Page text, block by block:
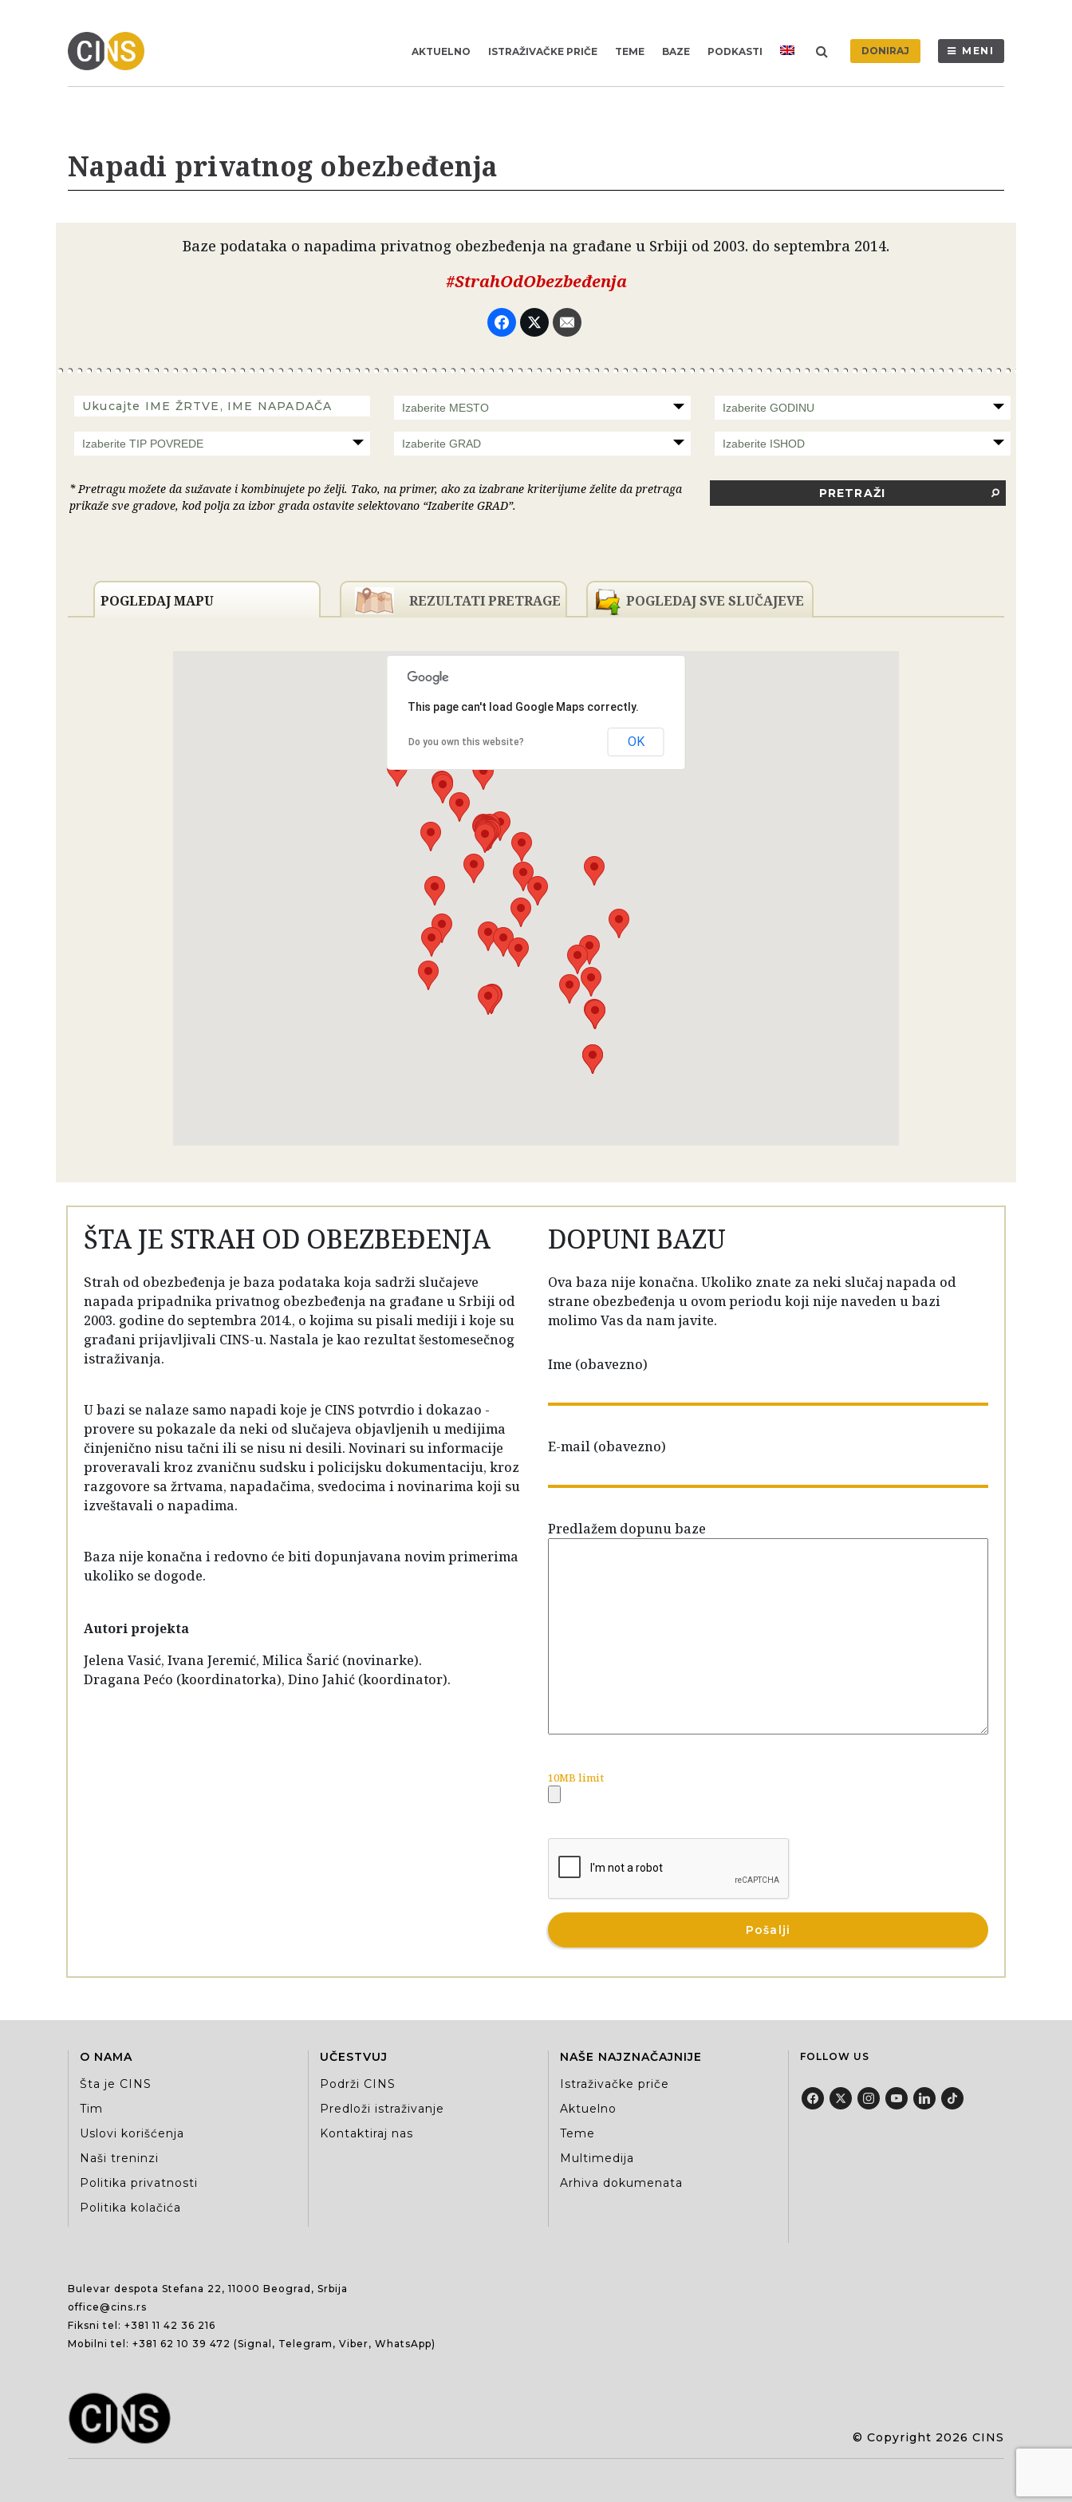
AKTUELNO ISTRAŽIVAČKE PRIČE TEME BAZE PODKASTI DONIRAJ MENI
Napadi privatnog obezbeđenja
Baze podataka o napadima privatnog obezbeđenja na građane u Srbiji od 2003. do septembra 2014.
#StrahOdObezbeđenja
Izaberite MESTO
NAPADA
Izaberite GODINU
Izaberite TIP POVREDE Izaberite GRAD
Izaberite ISHOD
* Pretragu možete da sužavate i kombinujete po želji. Tako, na primer, ako za izabrane kriterijume želite da pretraga
prikaže sve gradove, kod polja za izbor grada ostavite selektovano “Izaberite GRAD”.
POGLEDAJ MAPU REZULTATI PRETRAGE POGLEDAJ SVE SLUČAJEVE
This page can't load Google Maps correctly.
Do you own this website? OK
ŠTA JE STRAH OD OBEZBEĐENJA
Strah od obezbeđenja je baza podataka koja sadrži slučajeve
napada pripadnika privatnog obezbeđenja na građane u Srbiji od
2003. godine do septembra 2014., o kojima su pisali mediji i koje su
građani prijavljivali CINS-u. Nastala je kao rezultat šestomesečnog
istraživanja.
U bazi se nalaze samo napadi koje je CINS potvrdio i dokazao -
provere su pokazale da neki od slučajeva objavljenih u medijima
činjenično nisu tačni ili se nisu ni desili. Novinari su informacije
proveravali kroz zvaničnu sudsku i policijsku dokumentaciju, kroz
razgovore sa žrtvama, napadačima, svedocima i novinarima koji su
izveštavali o napadima.
Baza nije konačna i redovno će biti dopunjavana novim primerima
ukoliko se dogode.
Autori projekta
Jelena Vasić, Ivana Jeremić, Milica Šarić (novinarke).
Dragana Pećo (koordinatorka), Dino Jahić (koordinator).
DOPUNI BAZU
Ova baza nije konačna. Ukoliko znate za neki slučaj napada od
strane obezbeđenja u ovom periodu koji nije naveden u bazi
molimo Vas da nam javite.
Ime (obavezno)
E-mail (obavezno)
Predlažem dopunu baze
10MB limit
O NAMA
Šta je CINS
Tim
Uslovi korišćenja
Naši treninzi
Politika privatnosti
Politika kolačića
UČESTVUJ
Podrži CINS
Predloži istraživanje
Kontaktiraj nas
NAŠE NAJZNAČAJNIJE
Istraživačke priče
Aktuelno
Teme
Multimedija
Arhiva dokumenata
FOLLOW US
Bulevar despota Stefana 22, 11000 Beograd, Srbija
office@cins.rs
Fiksni tel: +381 11 42 36 216
Mobilni tel: +381 62 10 39 472 (Signal, Telegram, Viber, WhatsApp)
© Copyright 2026 CINS